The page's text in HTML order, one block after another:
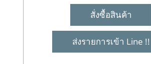
สั่งซื้อสินค้า
ส่งรายการเข้า Line !!